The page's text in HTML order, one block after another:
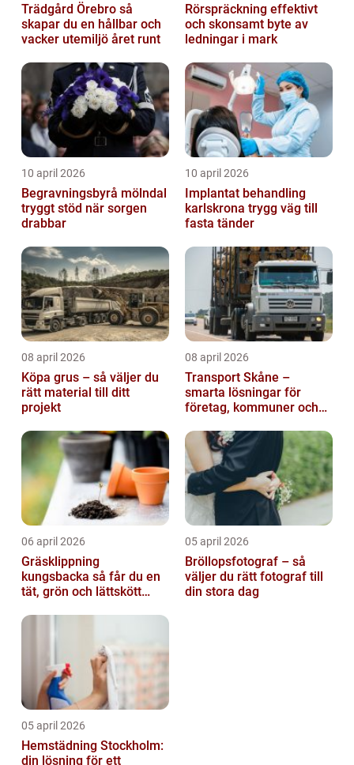
Trädgård Örebro så
skapar du en hållbar och
vacker utemiljö året runt
Rörspräckning effektivt
och skonsamt byte av
ledningar i mark
10 april 2026
Begravningsbyrå mölndal
tryggt stöd när sorgen
drabbar
10 april 2026
Implantat behandling
karlskrona trygg väg till
fasta tänder
08 april 2026
Köpa grus – så väljer du
rätt material till ditt
projekt
08 april 2026
Transport Skåne –
smarta lösningar för
företag, kommuner och
06 april 2026
Gräsklippning
kungsbacka så får du en
tät, grön och lättskött
05 april 2026
Bröllopsfotograf – så
väljer du rätt fotograf till
din stora dag
05 april 2026
Hemstädning Stockholm:
din lösning för ett